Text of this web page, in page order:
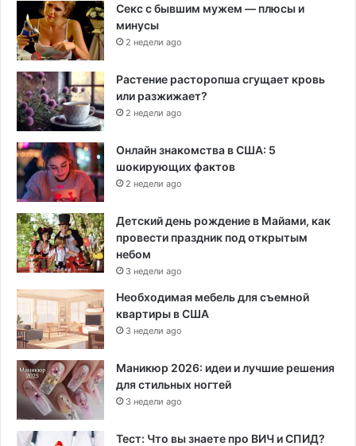
Секс с бывшим мужем — плюсы и
минусы
2 недели ago
Растение расторопша сгущает кровь
или разжижает?
2 недели ago
Онлайн знакомства в США: 5
шокирующих фактов
2 недели ago
Детский день рождение в Майами, как
провести праздник под открытым
небом
3 недели ago
Необходимая мебель для съемной
квартиры в США
3 недели ago
Маникюр 2026: идеи и лучшие решения
для стильных ногтей
3 недели ago
Тест: Что вы знаете про ВИЧ и СПИД?